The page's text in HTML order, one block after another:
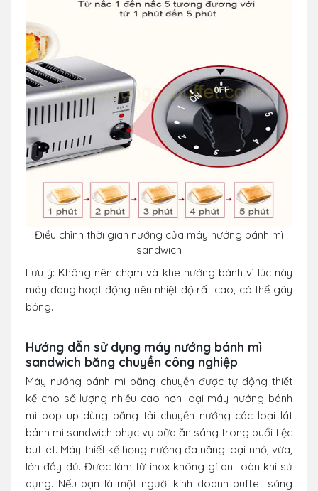
Điều chỉnh thời gian nướng của máy nướng bánh mì
sandwich
Lưu ý: Không nên chạm và khe nướng bánh vì lúc này
máy đang hoạt động nên nhiệt độ rất cao, có thể gây
bỏng.
Hướng dẫn sử dụng máy nướng bánh mì
sandwich băng chuyền công nghiệp
Máy nướng bánh mì băng chuyền được tự động thiết
kế cho số lượng nhiều cao hơn loại máy nướng bánh
mì pop up dùng băng tải chuyền nướng các loại lát
bánh mì sandwich phục vụ bữa ăn sáng trong buổi tiệc
buffet. Máy thiết kế họng nướng đa năng loại nhỏ, vừa,
lớn đầy đủ. Được làm từ inox không gỉ an toàn khi sử
dụng. Nếu bạn là một người kinh doanh buffet sáng